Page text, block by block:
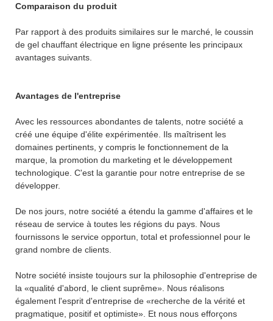
Comparaison du produit
Par rapport à des produits similaires sur le marché, le coussin
de gel chauffant électrique en ligne présente les principaux
avantages suivants.
Avantages de l'entreprise
Avec les ressources abondantes de talents, notre société a
créé une équipe d'élite expérimentée. Ils maîtrisent les
domaines pertinents, y compris le fonctionnement de la
marque, la promotion du marketing et le développement
technologique. C'est la garantie pour notre entreprise de se
développer.
De nos jours, notre société a étendu la gamme d'affaires et le
réseau de service à toutes les régions du pays. Nous
fournissons le service opportun, total et professionnel pour le
grand nombre de clients.
Notre société insiste toujours sur la philosophie d'entreprise de
la «qualité d'abord, le client suprême». Nous réalisons
également l'esprit d'entreprise de «recherche de la vérité et
pragmatique, positif et optimiste». Et nous nous efforçons